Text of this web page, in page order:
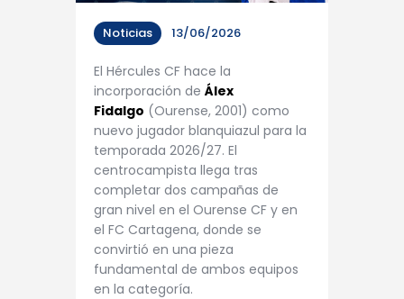
Noticias 13/06/2026
El Hércules CF hace la
incorporación de Álex
Fidalgo (Ourense, 2001) como
nuevo jugador blanquiazul para la
temporada 2026/27. El
centrocampista llega tras
completar dos campañas de
gran nivel en el Ourense CF y en
el FC Cartagena, donde se
convirtió en una pieza
fundamental de ambos equipos
en la categoría.